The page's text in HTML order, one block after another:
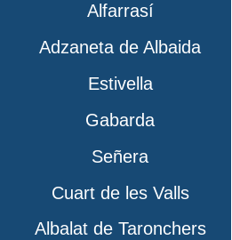
Alfarrasí
Adzaneta de Albaida
Estivella
Gabarda
Señera
Cuart de les Valls
Albalat de Taronchers